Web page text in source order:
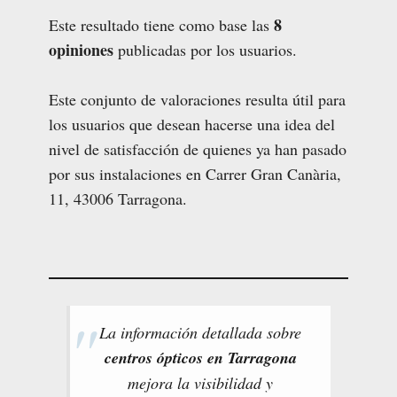
Este resultado tiene como base las 8
opiniones publicadas por los usuarios.
Este conjunto de valoraciones resulta útil para
los usuarios que desean hacerse una idea del
nivel de satisfacción de quienes ya han pasado
por sus instalaciones en Carrer Gran Canària,
11, 43006 Tarragona.
La información detallada sobre
centros ópticos en Tarragona
mejora la visibilidad y